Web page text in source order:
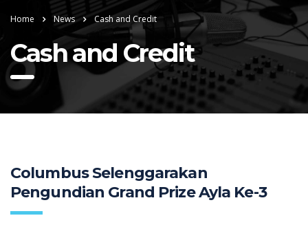
Home News Cash and Credit
Cash and Credit
Columbus Selenggarakan
Pengundian Grand Prize Ayla Ke-3